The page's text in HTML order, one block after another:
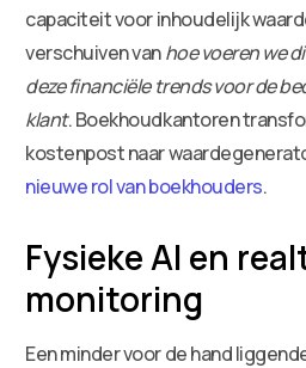
capaciteit voor inhoudelijk
verschuiven vanhoe voeren we
deze financiële trends voor de
klant. Boekhoudkantoren
kostenpost naar
nieuwe rol van boekhouders.
Fysieke AI en
monitoring
Een minder voor de hand